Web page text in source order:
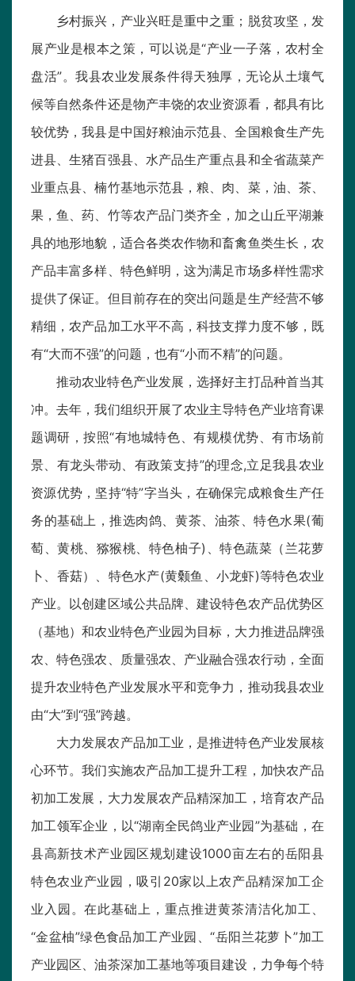
乡村振兴，产业兴旺是重中之重；脱贫攻坚，发
展产业是根本之策，可以说是“产业一子落，农村全
盘活”。我县农业发展条件得天独厚，无论从土壤气
候等自然条件还是物产丰饶的农业资源看，都具有比
较优势，我县是中国好粮油示范县、全国粮食生产先
进县、生猪百强县、水产品生产重点县和全省蔬菜产
业重点县、楠竹基地示范县，粮、肉、菜，油、茶、
果，鱼、药、竹等农产品门类齐全，加之山丘平湖兼
具的地形地貌，适合各类农作物和畜禽鱼类生长，农
产品丰富多样、特色鲜明，这为满足市场多样性需求
提供了保证。但目前存在的突出问题是生产经营不够
精细，农产品加工水平不高，科技支撑力度不够，既
有“大而不强”的问题，也有“小而不精”的问题。
推动农业特色产业发展，选择好主打品种首当其
冲。去年，我们组织开展了农业主导特色产业培育课
题调研，按照“有地城特色、有规模优势、有市场前
景、有龙头带动、有政策支持”的理念,立足我县农业
资源优势，坚持“特”字当头，在确保完成粮食生产任
务的基础上，推选肉鸽、黄茶、油茶、特色水果(葡
萄、黄桃、猕猴桃、特色柚子)、特色蔬菜（兰花萝
卜、香菇）、特色水产(黄颡鱼、小龙虾)等特色农业
产业。以创建区域公共品牌、建设特色农产品优势区
（基地）和农业特色产业园为目标，大力推进品牌强
农、特色强农、质量强农、产业融合强农行动，全面
提升农业特色产业发展水平和竞争力，推动我县农业
由“大”到“强”跨越。
大力发展农产品加工业，是推进特色产业发展核
心环节。我们实施农产品加工提升工程，加快农产品
初加工发展，大力发展农产品精深加工，培育农产品
加工领军企业，以“湖南全民鸽业产业园”为基础，在
县高新技术产业园区规划建设1000亩左右的岳阳县
特色农业产业园，吸引20家以上农产品精深加工企
业入园。在此基础上，重点推进黄茶清洁化加工、
“金盆柚”绿色食品加工产业园、“岳阳兰花萝卜”加工
产业园区、油茶深加工基地等项目建设，力争每个特